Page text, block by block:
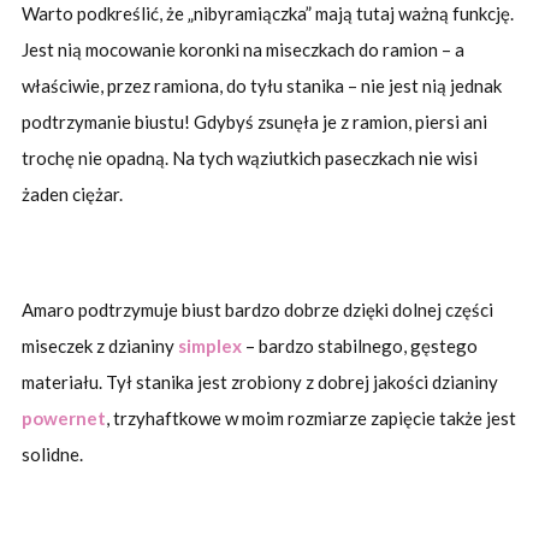
Warto podkreślić, że „nibyramiączka” mają tutaj ważną funkcję.
Jest nią mocowanie koronki na miseczkach do ramion – a
właściwie, przez ramiona, do tyłu stanika – nie jest nią jednak
podtrzymanie biustu! Gdybyś zsunęła je z ramion, piersi ani
trochę nie opadną. Na tych wąziutkich paseczkach nie wisi
żaden ciężar.
Amaro podtrzymuje biust bardzo dobrze dzięki dolnej części
miseczek z dzianiny simplex– bardzo stabilnego, gęstego
materiału. Tył stanika jest zrobiony z dobrej jakości dzianiny
powernet, trzyhaftkowe w moim rozmiarze zapięcie także jest
solidne.